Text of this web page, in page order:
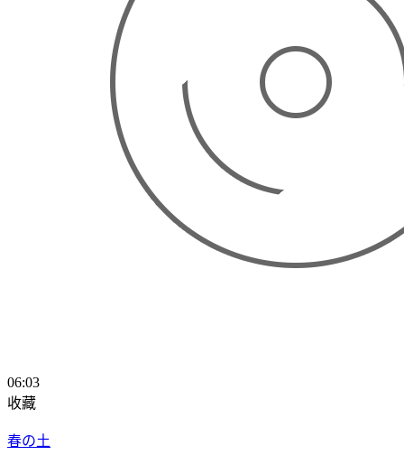
06:03
收藏
春の土